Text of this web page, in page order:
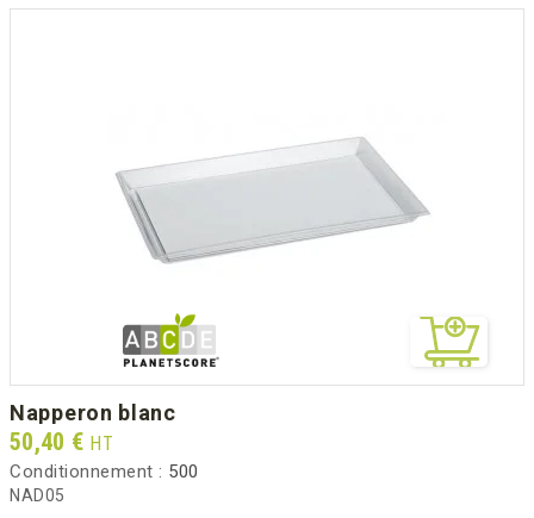
napperon blanc
Prix
50,40 € HT
Conditionnement : 500
NAD05